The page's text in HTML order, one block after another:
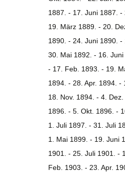
1887. - 17. Juni 1887.
19. März 1889. - 20.
1890. - 24. Juni 1890.
30. Mai 1892. - 16.
- 17. Feb. 1893. - 19.
1894. - 28. Apr. 1894.
18. Nov. 1894. - 4.
1896. - 5. Okt. 1896. -
1. Juli 1897. - 31. Juli
1. Mai 1899. - 19. Juni
1901. - 25. Juli 1901. -
Feb. 1903. - 23. Apr.